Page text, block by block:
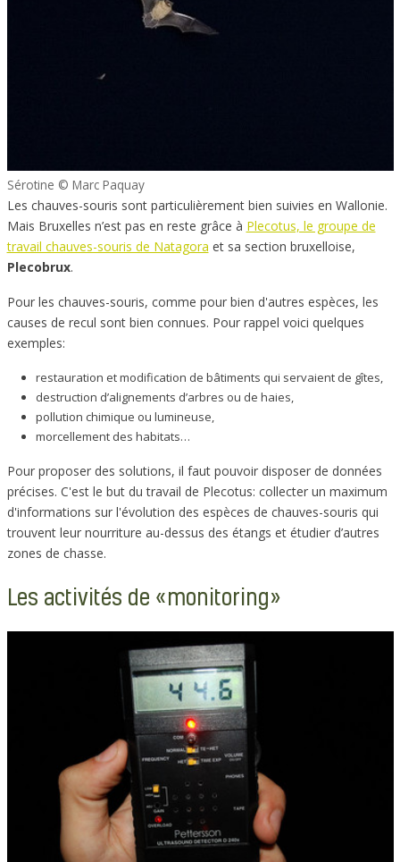
Sérotine © Marc Paquay
Les chauves-souris sont particulièrement bien suivies en Wallonie.
Mais Bruxelles n’est pas en reste grâce à Plecotus, le groupe de
travail chauves-souris de Natagora et sa section bruxelloise,
Plecobrux.
Pour les chauves-souris, comme pour bien d'autres espèces, les
causes de recul sont bien connues. Pour rappel voici quelques
exemples:
restauration et modification de bâtiments qui servaient de gîtes,
destruction d’alignements d’arbres ou de haies,
pollution chimique ou lumineuse,
morcellement des habitats…
Pour proposer des solutions, il faut pouvoir disposer de données
précises. C'est le but du travail de Plecotus: collecter un maximum
d'informations sur l'évolution des espèces de chauves-souris qui
trouvent leur nourriture au-dessus des étangs et étudier d’autres
zones de chasse.
Les activités de «monitoring»